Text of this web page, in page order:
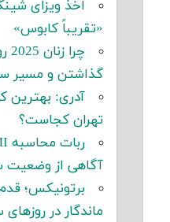
اخذ ویزای
«تقریباً کابوس»
گذاشتن و مسیر
آدری: بهترین
تهران کجاست؟
آگاهی از وضعیت
برتونیکس؛
ماندگار در روزهای